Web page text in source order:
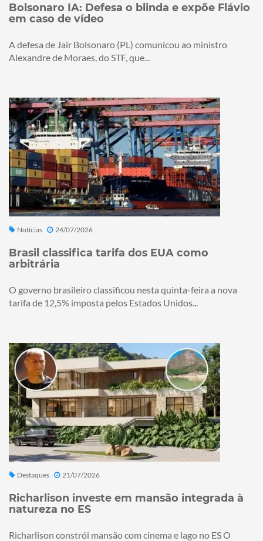
Bolsonaro IA: Defesa o blinda e expõe Flávio
em caso de vídeo
A defesa de Jair Bolsonaro (PL) comunicou ao ministro
Alexandre de Moraes, do STF, que...
Notícias 24/07/2026
Brasil classifica tarifa dos EUA como
arbitrária
O governo brasileiro classificou nesta quinta-feira a nova
tarifa de 12,5% imposta pelos Estados Unidos...
Destaques 21/07/2026
Richarlison investe em mansão integrada à
natureza no ES
Richarlison constrói mansão com cinema e lago no ES O